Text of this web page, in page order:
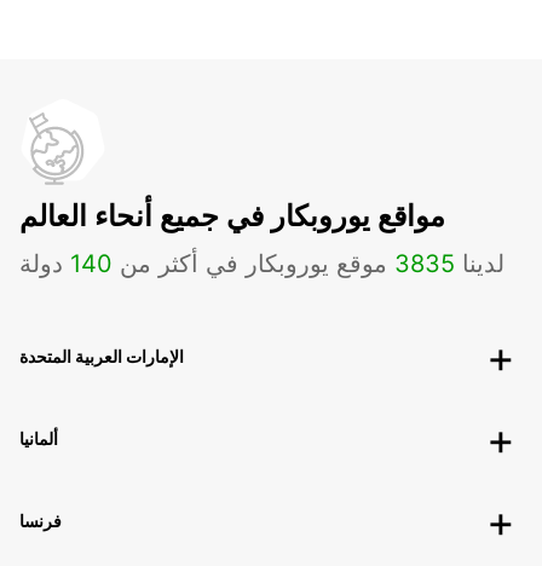
مواقع يوروبكار في جميع أنحاء العالم
لدينا 3835 موقع يوروبكار في أكثر من 140 دولة
الإمارات العربية المتحدة
ألمانيا
فرنسا